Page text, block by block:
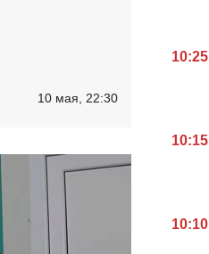
10 мая, 22:30
10:25
10:15
10:10